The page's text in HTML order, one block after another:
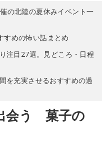
の北陸の夏休みイベント一
すめの怖い話まとめ
注目27選。見どころ・日程
を充実させるおすすめの過
会う 菓子の